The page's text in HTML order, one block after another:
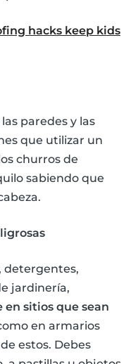
hacks keep kids
paredes y las
que utilizar un
churros de
sabiendo que
detergentes,
jardinería,
en sitios que sean
en armarios
estos. Debes